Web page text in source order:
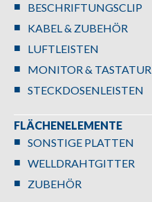
BESCHRIFTUNGSCLIP
KABEL & ZUBEHÖR
LUFTLEISTEN
MONITOR & TASTATUR
STECKDOSENLEISTEN
FLÄCHENELEMENTE
SONSTIGE PLATTEN
WELLDRAHTGITTER
ZUBEHÖR